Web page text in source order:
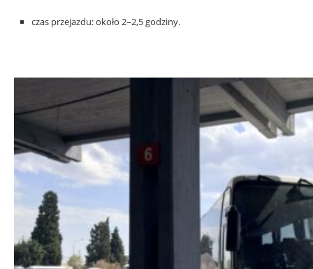
czas przejazdu: około 2–2,5 godziny.